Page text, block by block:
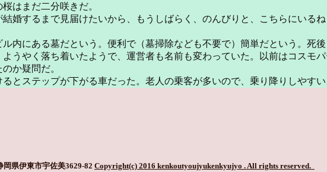
はまだ二分咲きだ。
婚するまで見届けたいから、もうしばらく、のんびりと、こちらにいるね
内にある墓だという。便利で（墓掃除なども不要で）簡単だという。死
うやく落ち着いたようで、運営者も名前も変わっていた。以前はコスモ
か疑問だ。
とステップが下がる車だった。老人の乗客が多いので、乗り降りしやす
県伊東市宇佐美3629-82 Copyright(c) 2016 kenkoutyoujyukenkyujyo . All rights reserved.